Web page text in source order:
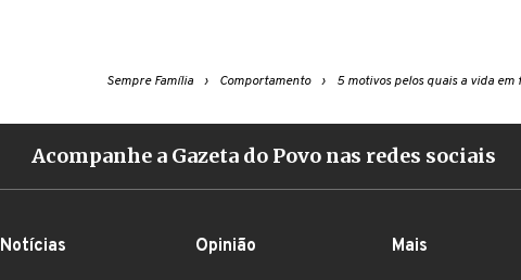
Sempre Família Comportamento 5 motivos pelos quais a vida
Acompanhe a Gazeta do Povo nas redes sociais
Notícias Opinião Mais